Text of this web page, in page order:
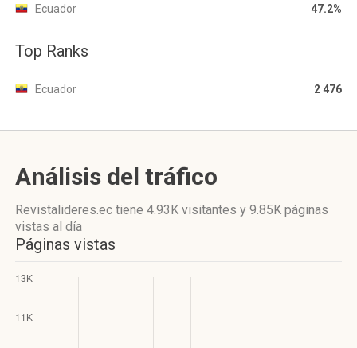
Ecuador 47.2%
Top Ranks
Ecuador 2 476
Análisis del tráfico
Revistalideres.ec tiene 4.93K visitantes y 9.85K páginas
vistas al día
Páginas vistas